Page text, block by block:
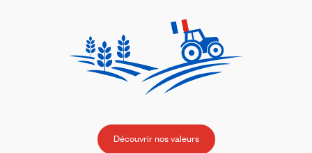
Découvrir nos valeurs